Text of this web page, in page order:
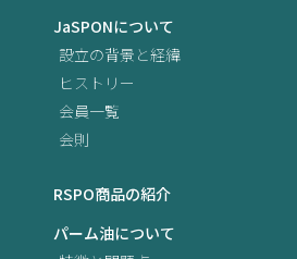
JaSPONについて
設立の背景と経緯
ヒストリー
会員一覧
会則
RSPO商品の紹介
パーム油について